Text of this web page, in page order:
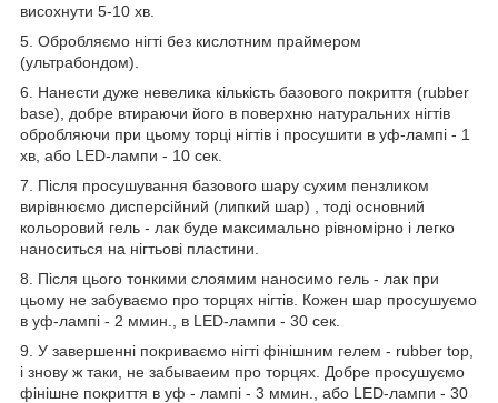
висохнути 5-10 хв.
5. Обробляємо нігті без кислотним праймером
(ультрабондом).
6. Нанести дуже невелика кількість базового покриття (rubber
base), добре втираючи його в поверхню натуральних нігтів
обробляючи при цьому торці нігтів і просушити в уф-лампі - 1
хв, або LED-лампи - 10 сек.
7. Після просушування базового шару сухим пензликом
вирівнюємо дисперсійний (липкий шар) , тоді основний
кольоровий гель - лак буде максимально рівномірно і легко
наноситься на нігтьові пластини.
8. Після цього тонкими слоямим наносимо гель - лак при
цьому не забуваємо про торцях нігтів. Кожен шар просушуємо
в уф-лампі - 2 ммин., в LED-лампи - 30 сек.
9. У завершенні покриваємо нігті фінішним гелем - rubber top,
і знову ж таки, не забываеим про торцях. Добре просушуємо
фінішне покриття в уф - лампі - 3 ммин., або LED-лампи - 30